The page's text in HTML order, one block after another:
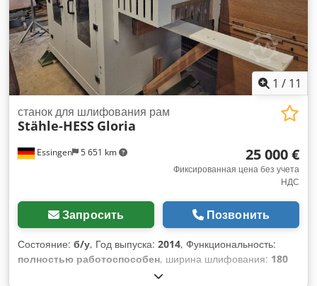
1 / 11
Essingen 5 651 km
станок для шлифования рам
Stähle-HESS Gloria
25 000 €
Фиксированная цена без учета
НДС
Запросить Позвонить
Состояние: б/у, Год выпуска: 2014, Функциональность:
полностью работоспособен, ширина шлифования: 180
3 300 мм